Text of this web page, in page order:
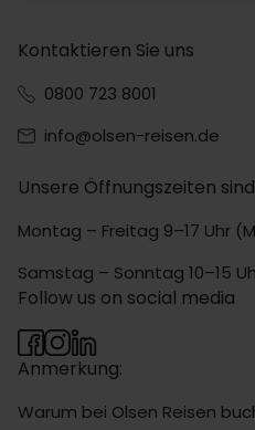
Kontaktieren Sie uns
0800 723 8001
info@olsen-reisen.de
Unsere Öffnungszeiten
Montag – Freitag 9–17 Uhr
Samstag – Sonntag 10–15
Anmerkung:
Warum bei Olsen Reisen
Follow us on social media